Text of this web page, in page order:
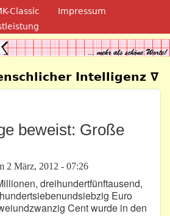
Inhalt
Classic
Impressum
Intelligenz ∇
beweist: Große
2 März, 2012 - 07:26
dreihundertfünftausend,
Euro
Cent wurde in den